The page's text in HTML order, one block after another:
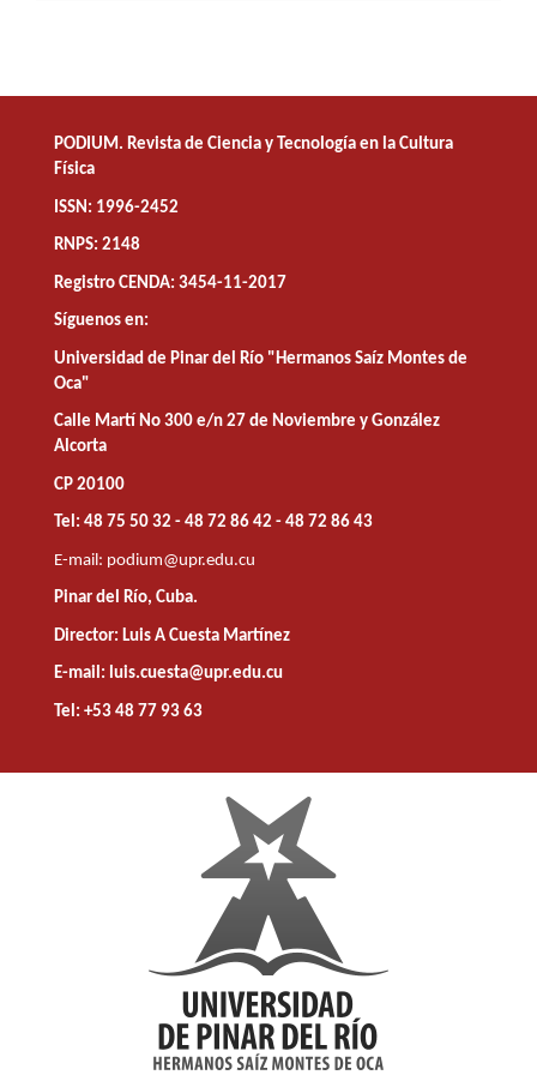
PODIUM. Revista de Ciencia y Tecnología en la Cultura
Física
ISSN: 1996-2452
RNPS: 2148
Registro CENDA: 3454-11-2017
Síguenos en:
Universidad de Pinar del Río "Hermanos Saíz Montes de
Oca"
Calle Martí No 300 e/n 27 de Noviembre y González
Alcorta
CP 20100
Tel: 48 75 50 32 - 48 72 86 42 - 48 72 86 43
E-mail: podium@upr.edu.cu
Pinar del Río, Cuba.
Director: Luis A Cuesta Martínez
E-mail: luis.cuesta@upr.edu.cu
Tel: +53 48 77 93 63